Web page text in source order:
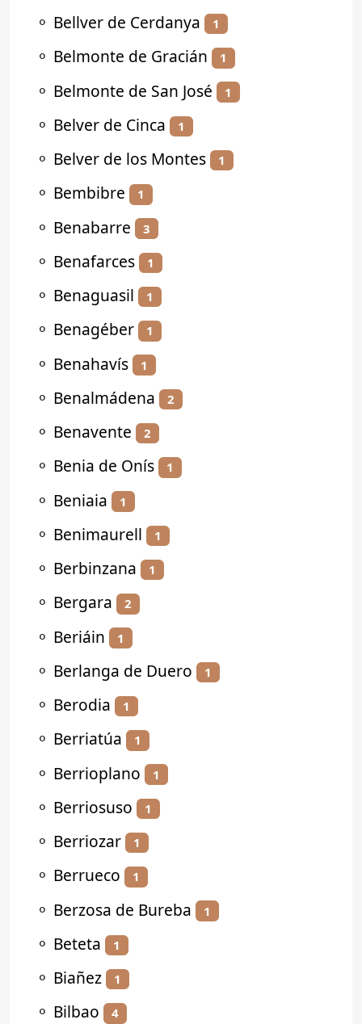
⚬ Bellver de Cerdanya 1
⚬ Belmonte de Gracián 1
⚬ Belmonte de San José 1
⚬ Belver de Cinca 1
⚬ Belver de los Montes 1
⚬ Bembibre 1
⚬ Benabarre 3
⚬ Benafarces 1
⚬ Benaguasil 1
⚬ Benagéber 1
⚬ Benahavís 1
⚬ Benalmádena 2
⚬ Benavente 2
⚬ Benia de Onís 1
⚬ Beniaia 1
⚬ Benimaurell 1
⚬ Berbinzana 1
⚬ Bergara 2
⚬ Beriáin 1
⚬ Berlanga de Duero 1
⚬ Berodia 1
⚬ Berriatúa 1
⚬ Berrioplano 1
⚬ Berriosuso 1
⚬ Berriozar 1
⚬ Berrueco 1
⚬ Berzosa de Bureba 1
⚬ Beteta 1
⚬ Biañez 1
⚬ Bilbao 4